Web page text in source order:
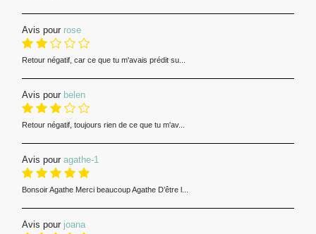
Avis pour rose
Retour négatif, car ce que tu m'avais prédit su...
Avis pour belen
Retour négatif, toujours rien de ce que tu m'av...
Avis pour agathe-1
Bonsoir Agathe Merci beaucoup Agathe D’être l...
Avis pour joana